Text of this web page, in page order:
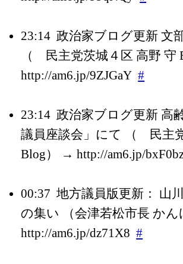
23:14 政治家ブログ更新 文
（ 民主党茨城４区 高野
http://am6.jp/9ZJGaY #
23:14 政治家ブログ更新 高
議員座談会」にて （ 民主
Blog） → http://am6.jp/b
00:37 地方議員版更新： 山
の集い （会津若松市長 か
http://am6.jp/dz71X8 #